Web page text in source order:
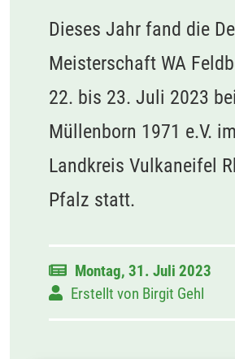
Dieses Jahr fand die
Meisterschaft WA
22. bis 23. Juli 2023
Müllenborn 1971 e.V. im
Landkreis Vulkaneifel
Pfalz statt.
Montag, 31. Juli 2023
Erstellt von Birgit Gehl